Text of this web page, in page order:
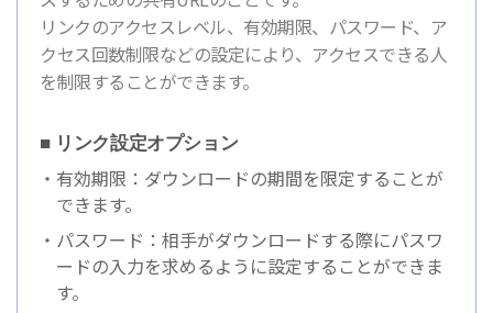
リンクのアクセスレベル、有効期限、パスワード、ア
クセス回数制限などの設定により、アクセスできる人
を制限することができます。
■ リンク設定オプション
・有効期限：ダウンロードの期間を限定することが
できます。
・パスワード：相手がダウンロードする際にパスワ
ードの入力を求めるように設定することができま
す。